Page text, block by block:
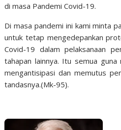
di masa Pandemi Covid-19.
Di masa pandemi ini kami minta
untuk tetap mengedepankan
Covid-19 dalam pelaksanaan
tahapan lainnya. Itu semua
mengantisipasi dan memutus
tandasnya.(Mk-95).